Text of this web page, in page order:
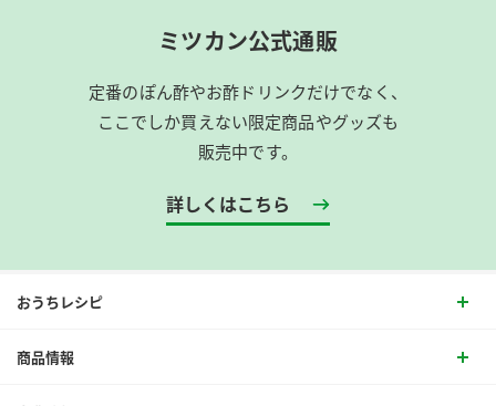
ミツカン公式通販
定番のぽん酢やお酢ドリンクだけでなく、
ここでしか買えない限定商品やグッズも
販売中です。
詳しくはこちら
おうちレシピ
商品情報